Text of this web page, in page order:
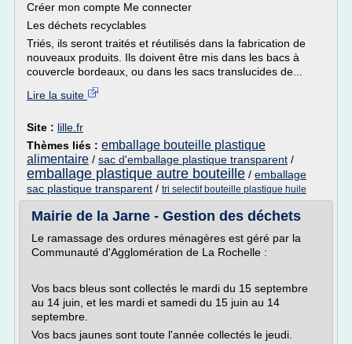
Créer mon compte Me connecter
Les déchets recyclables
Triés, ils seront traités et réutilisés dans la fabrication de
nouveaux produits. Ils doivent être mis dans les bacs à
couvercle bordeaux, ou dans les sacs translucides de...
Lire la suite
Site : lille.fr
Thèmes liés : emballage bouteille plastique
alimentaire / sac d'emballage plastique transparent /
emballage plastique autre bouteille / emballage
sac plastique transparent / tri selectif bouteille plastique huile
Mairie de la Jarne - Gestion des déchets
Le ramassage des ordures ménagères est géré par la
Communauté d'Agglomération de La Rochelle :
Vos bacs bleus sont collectés le mardi du 15 septembre
au 14 juin, et les mardi et samedi du 15 juin au 14
septembre.
Vos bacs jaunes sont toute l'année collectés le jeudi.